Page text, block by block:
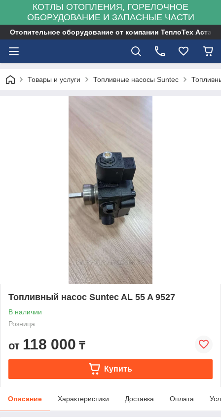
КОТЛЫ ОТОПЛЕНИЯ, ГОРЕЛОЧНОЕ
ОБОРУДОВАНИЕ И ЗАПАСНЫЕ ЧАСТИ
Отопительное оборудование от компании ТеплоТех Астана
Товары и услуги Топливные насосы Suntec
Топливный насос Suntec AL 55 A 9527
В наличии
Розница
от 118 000 ₸
Купить
Описание Характеристики Доставка Оплата